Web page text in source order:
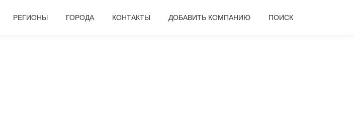
РЕГИОНЫ ГОРОДА КОНТАКТЫ ДОБАВИТЬ КОМПАНИЮ ПОИСК